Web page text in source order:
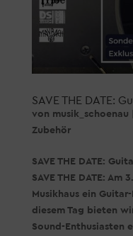
SAVE THE DATE:
von musik_schoenau
Zubehör
SAVE THE DATE:
SAVE THE DATE:
Musikhaus ein
diesem Tag bieten
Sound-Enthusiasten